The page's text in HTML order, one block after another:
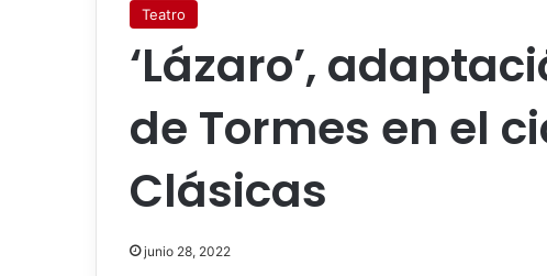
Teatro
‘Lázaro’,
de Tormes en el
Clásicas
junio 28, 2022